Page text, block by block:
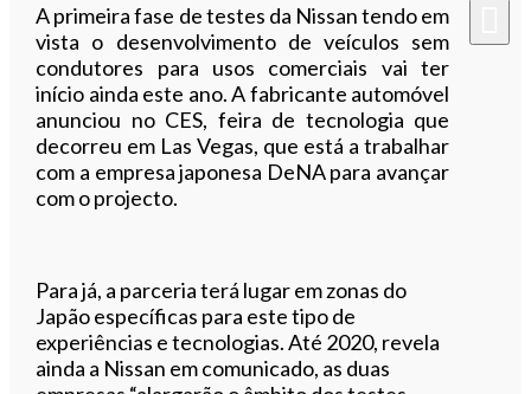
A primeira fase de testes da Nissan tendo em
vista o desenvolvimento de veículos sem
condutores para usos comerciais vai ter
início ainda este ano. A fabricante automóvel
anunciou no CES, feira de tecnologia que
decorreu em Las Vegas, que está a trabalhar
com a empresa japonesa DeNA para avançar
com o projecto.
Para já, a parceria terá lugar em zonas do
Japão específicas para este tipo de
experiências e tecnologias. Até 2020, revela
ainda a Nissan em comunicado, as duas